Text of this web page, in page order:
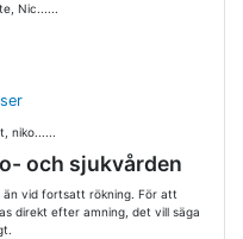
Nic......
niko......
och sjukvården
än vid fortsatt rökning. För att
direkt efter amning, det vill säga